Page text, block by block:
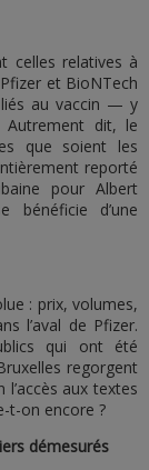
celles relatives à
et BioNTech
au vaccin — y
Autrement dit, le
que soient les
reporté
pour Albert
bénéficie d’une
: prix, volumes,
l’aval de Pfizer.
qui ont été
regorgent
aux textes
t-on encore ?
démesurés